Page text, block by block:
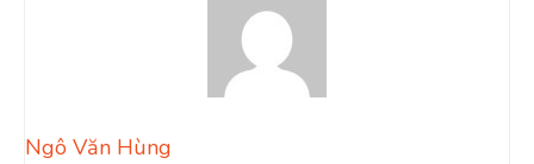
Ngô Văn Hùng